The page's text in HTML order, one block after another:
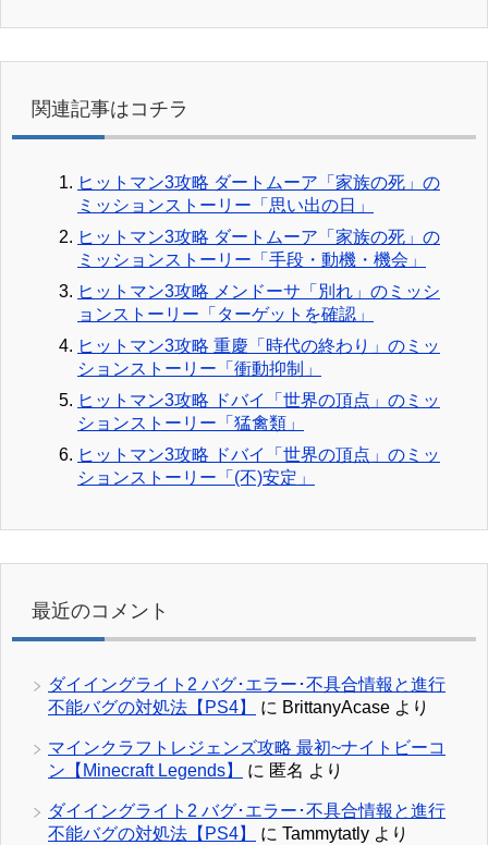
関連記事はコチラ
ヒットマン3攻略 ダートムーア「家族の死」の
ミッションストーリー「思い出の日」
ヒットマン3攻略 ダートムーア「家族の死」の
ミッションストーリー「手段・動機・機会」
ヒットマン3攻略 メンドーサ「別れ」のミッシ
ョンストーリー「ターゲットを確認」
ヒットマン3攻略 重慶「時代の終わり」のミッ
ションストーリー「衝動抑制」
ヒットマン3攻略 ドバイ「世界の頂点」のミッ
ションストーリー「猛禽類」
ヒットマン3攻略 ドバイ「世界の頂点」のミッ
ションストーリー「(不)安定」
最近のコメント
ダイイングライト2 バグ･エラー･不具合情報と進行
不能バグの対処法【PS4】
に BrittanyAcase より
マインクラフトレジェンズ攻略 最初~ナイトビーコ
ン【Minecraft Legends】
に 匿名 より
ダイイングライト2 バグ･エラー･不具合情報と進行
不能バグの対処法【PS4】
に Tammytatly より